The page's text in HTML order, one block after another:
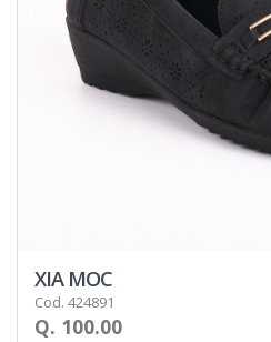
XIA MOC
Cod. 424891
Q. 100.00